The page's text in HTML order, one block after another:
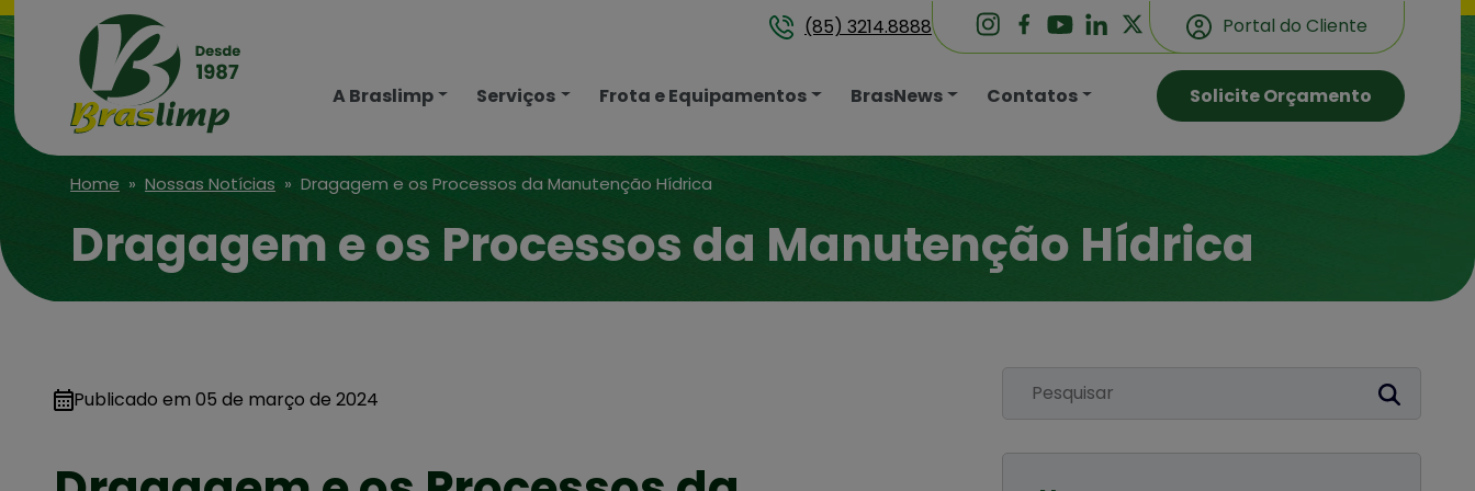
(85) 3214.8888 Portal do Cliente
A Braslimp Serviços Frota e Equipamentos BrasNews Contatos Solicite Orçamento
Home » Nossas Notícias » Dragagem e os Processos da Manutenção Hídrica
Dragagem e os Processos da Manutenção Hídrica
Publicado em 05 de março de 2024